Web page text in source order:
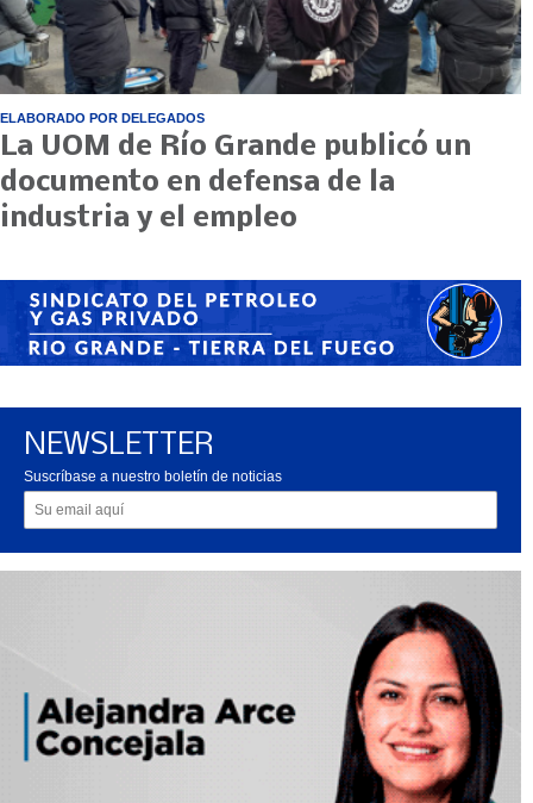
ELABORADO POR DELEGADOS
La UOM de Río Grande publicó un
documento en defensa de la
industria y el empleo
NEWSLETTER
Suscríbase a nuestro boletín de noticias